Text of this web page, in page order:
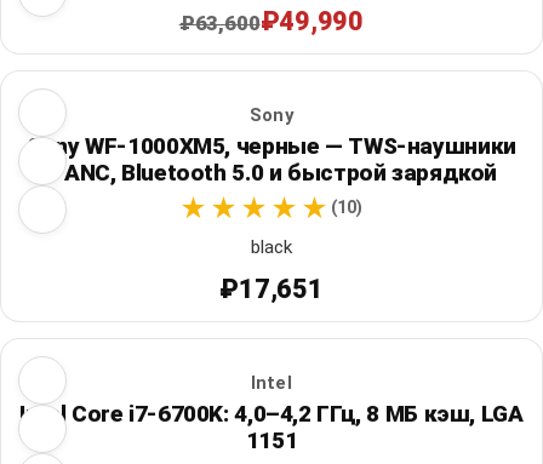
₽63,600₽49,990
Sony
Sony WF-1000XM5, черные — TWS-наушники
с ANC, Bluetooth 5.0 и быстрой зарядкой
(10)
black
₽17,651
Intel
Intel Core i7-6700K: 4,0–4,2 ГГц, 8 МБ кэш, LGA
1151